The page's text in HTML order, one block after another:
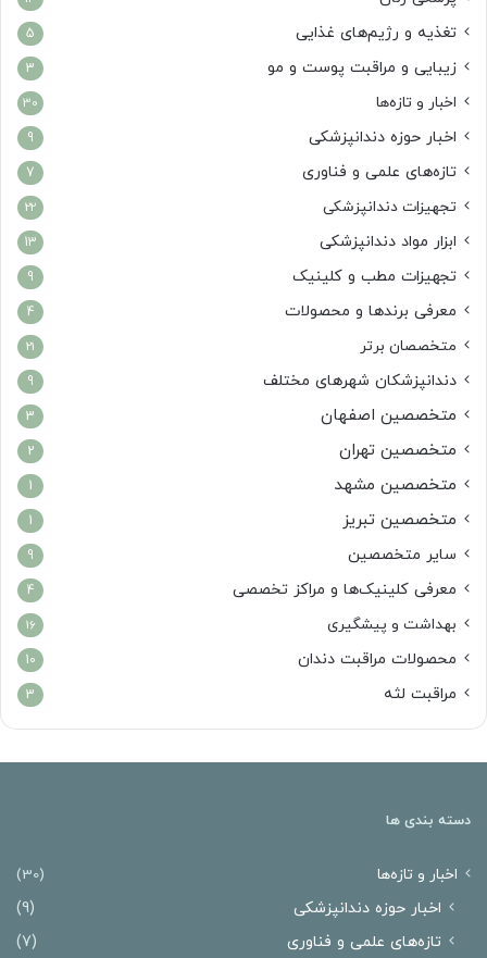
تغذیه و رژیم‌های غذایی 5
زیبایی و مراقبت پوست و مو 3
اخبار و تازه‌ها 30
اخبار حوزه دندانپزشکی 9
تازه‌های علمی و فناوری 7
تجهیزات دندانپزشکی 22
ابزار مواد دندانپزشکی 13
تجهیزات مطب و کلینیک 9
معرفی برندها و محصولات 4
متخصصان برتر 21
دندانپزشکان شهرهای مختلف 9
متخصصین اصفهان 3
متخصصین تهران 2
متخصصین مشهد 1
متخصصین تبریز 1
سایر متخصصین 9
معرفی کلینیک‌ها و مراکز تخصصی 4
بهداشت و پیشگیری 16
محصولات مراقبت دندان 10
مراقبت لثه 3
دسته بندی ها
اخبار و تازه‌ها (30)
اخبار حوزه دندانپزشکی
(9)
تازه‌های علمی و فناوری
(7)